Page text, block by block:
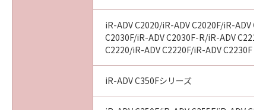
A "US Government End User" shall mean any
agency or entity of the government of the
United States. If you are a US Government
End User, the following shall apply: The
iR-ADV C2020/iR-ADV C2020F/iR-ADV
C2030F/iR-ADV C2030F-R/iR-ADV
C2220/iR-ADV C2220F/iR-ADV C2230F
iR-ADV C350Fシリーズ